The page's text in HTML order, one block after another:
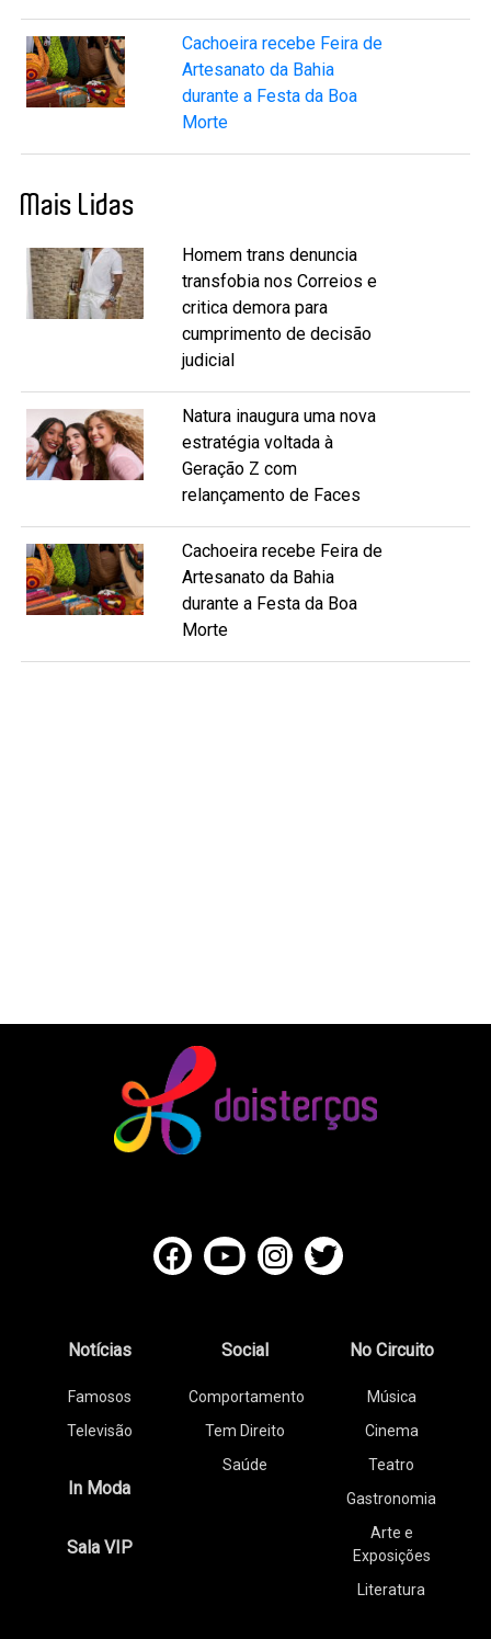
Cachoeira recebe Feira de
Artesanato da Bahia
durante a Festa da Boa
Morte
Mais Lidas
Homem trans denuncia
transfobia nos Correios e
critica demora para
cumprimento de decisão
judicial
Natura inaugura uma nova
estratégia voltada à
Geração Z com
relançamento de Faces
Cachoeira recebe Feira de
Artesanato da Bahia
durante a Festa da Boa
Morte
Notícias
Famosos
Televisão
In Moda
Sala VIP
Social
Comportamento
Tem Direito
Saúde
No Circuito
Música
Cinema
Teatro
Gastronomia
Arte e
Exposições
Literatura